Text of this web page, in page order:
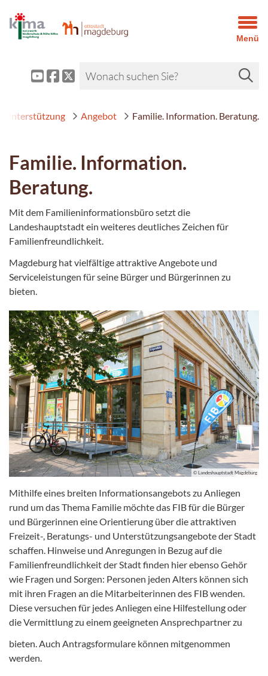
Menü
Unterstützung Angebot Familie. Information. Beratung.
Familie. Information.
Beratung.
Mit dem Familieninformationsbüro setzt die
Landeshauptstadt ein weiteres deutliches Zeichen für
Familienfreundlichkeit.
Magdeburg hat vielfältige attraktive Angebote und
Serviceleistungen für seine Bürger und Bürgerinnen zu
bieten.
© Landeshauptstadt Magdeburg
Mithilfe eines breiten Informationsangebots zu Anliegen
rund um das Thema Familie möchte das FIB für die Bürger
und Bürgerinnen eine Orientierung über die attraktiven
Freizeit-, Beratungs- und Unterstützungsangebote der Stadt
schaffen. Hinweise und Anregungen in Bezug auf die
Familienfreundlichkeit der Stadt finden hier ebenso Gehör
wie Fragen und Sorgen: Personen jeden Alters können sich
mit ihren Fragen an die Mitarbeiterinnen des FIB wenden.
Diese versuchen für jedes Anliegen eine Hilfestellung oder
die Vermittlung zu einem geeigneten Ansprechpartner zu
bieten. Auch Antragsformulare können mitgenommen
werden.